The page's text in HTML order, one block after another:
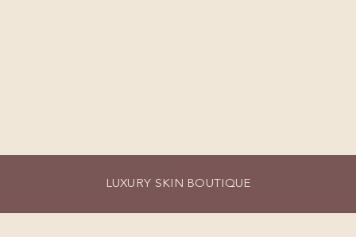
LUXURY SKIN BOUTIQUE